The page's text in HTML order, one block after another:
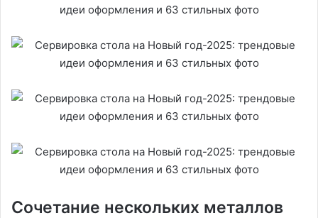
Сочетание нескольких металлов